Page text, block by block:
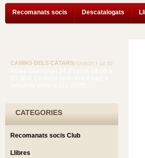
Recomanats socis Descatalogats
CATEGORIES
Recomanats socis Club
Llibres